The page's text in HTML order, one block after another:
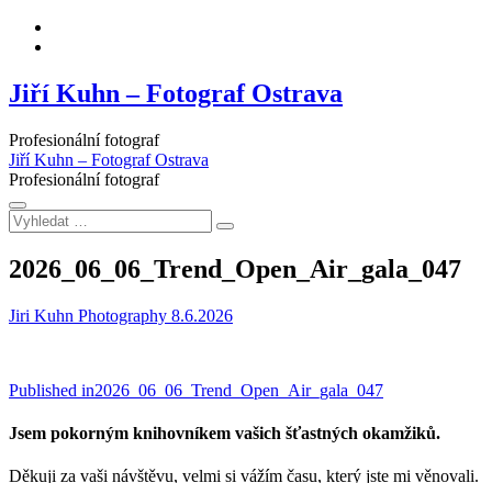
Jiří Kuhn – Fotograf Ostrava
Profesionální fotograf
Jiří Kuhn – Fotograf Ostrava
Profesionální fotograf
Vyhledat
…
2026_06_06_Trend_Open_Air_gala_047
Jiri Kuhn Photography 8.6.2026
Navigace
pro
Published in2026_06_06_Trend_Open_Air_gala_047
Jsem pokorným knihovníkem vašich šťastných okamžiků.
Děkuji za vaši návštěvu, velmi si vážím času, který jste mi věnovali.